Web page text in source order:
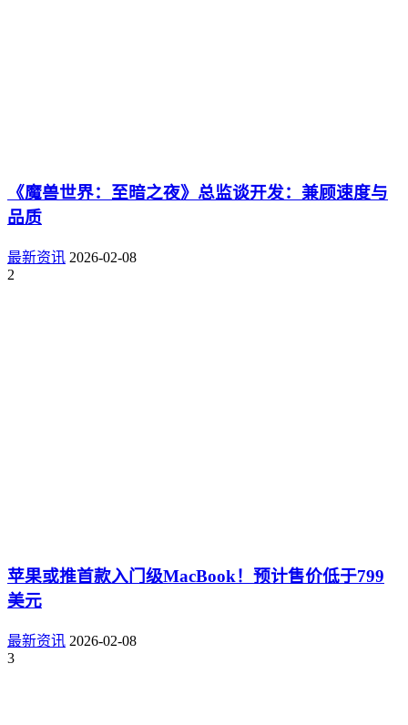
《魔兽世界：至暗之夜》总监谈开发：兼顾速度与
品质
最新资讯 2026-02-08
2
苹果或推首款入门级MacBook！预计售价低于799
美元
最新资讯 2026-02-08
3